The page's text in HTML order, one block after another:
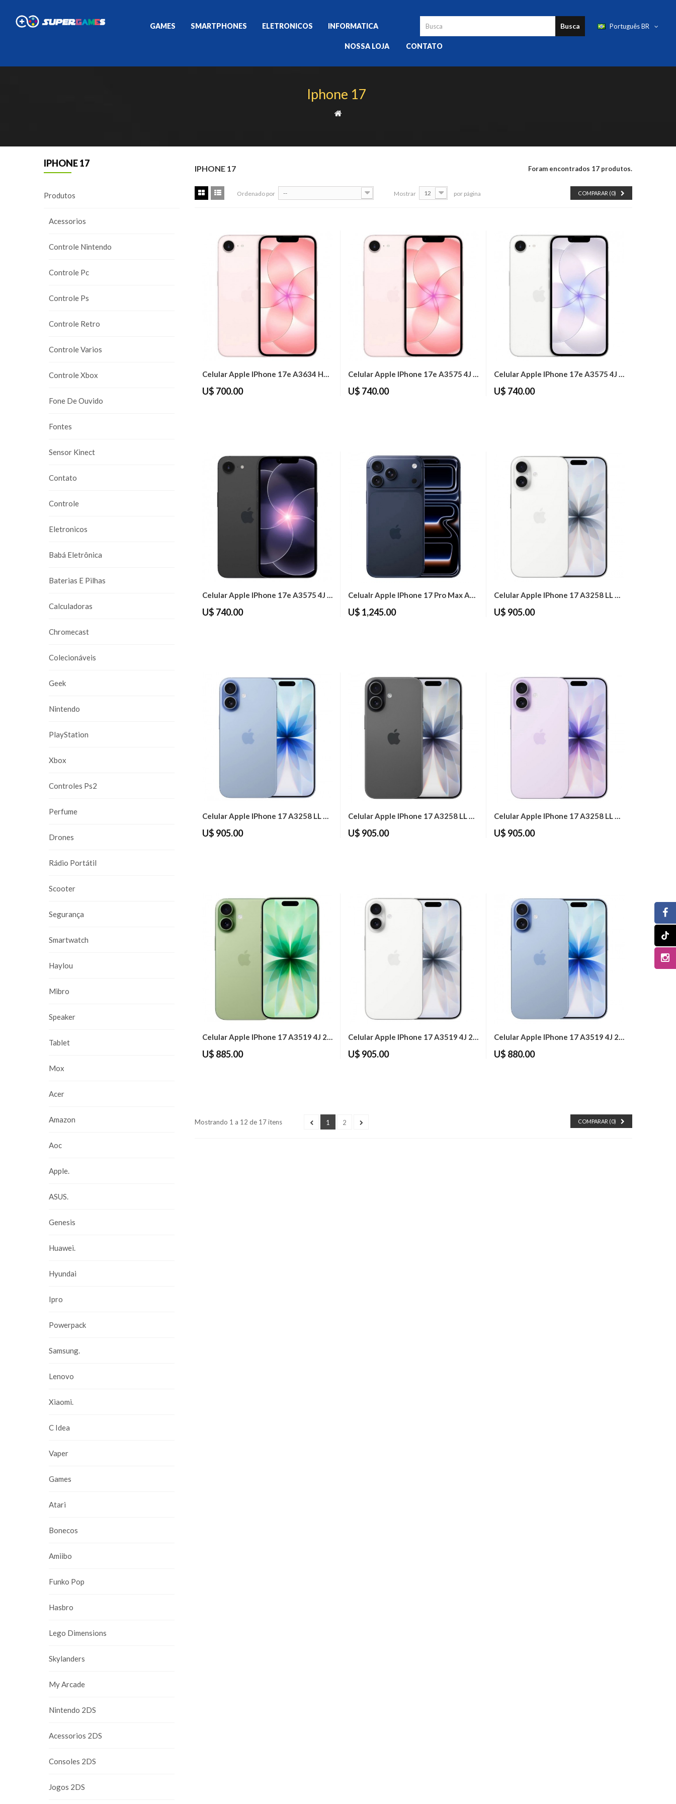
Português BR
Busca
GAMES SMARTPHONES ELETRONICOS INFORMATICA
NOSSA LOJA CONTATO
Iphone 17
IPHONE 17
Produtos
Acessorios
Controle Nintendo
Controle Pc
Controle Ps
Controle Retro
Controle Varios
Controle Xbox
Fone De Ouvido
Fontes
Sensor Kinect
Contato
Controle
Eletronicos
Babá Eletrônica
Baterias E Pilhas
Calculadoras
Chromecast
Colecionáveis
Geek
Nintendo
PlayStation
Xbox
Controles Ps2
Perfume
Drones
Rádio Portátil
Scooter
Segurança
Smartwatch
Haylou
Mibro
Speaker
Tablet
Mox
Acer
Amazon
Aoc
Apple.
ASUS.
Genesis
Huawei.
Hyundai
Ipro
Powerpack
Samsung.
Lenovo
Xiaomi.
C Idea
Vaper
Games
Atari
Bonecos
Amiibo
Funko Pop
Hasbro
Lego Dimensions
Skylanders
My Arcade
Nintendo 2DS
Acessorios 2DS
Consoles 2DS
Jogos 2DS
IPHONE 17 Foram encontrados 17 produtos.
COMPARAR (0)
Ordenado por -- Mostrar 12 por página
Celular Apple IPhone 17e A3634 HN/A 256GB...
U$ 700.00
Celular Apple IPhone 17e A3575 4J 256GB...
U$ 740.00
Celular Apple IPhone 17e A3575 4J 256GB...
U$ 740.00
Celular Apple IPhone 17e A3575 4J 256GB...
U$ 740.00
Celualr Apple IPhone 17 Pro Max A3525 4J...
U$ 1,245.00
Celular Apple IPhone 17 A3258 LL 256GB...
U$ 905.00
Celular Apple IPhone 17 A3258 LL 256GB...
U$ 905.00
Celular Apple IPhone 17 A3258 LL 256GB...
U$ 905.00
Celular Apple IPhone 17 A3258 LL 256GB...
U$ 905.00
Celular Apple IPhone 17 A3519 4J 256GB 8GB...
U$ 885.00
Celular Apple IPhone 17 A3519 4J 256GB 8GB...
U$ 905.00
Celular Apple IPhone 17 A3519 4J 256GB 8GB...
U$ 880.00
COMPARAR (0)
1 2
Mostrando 1 a 12 de 17 itens